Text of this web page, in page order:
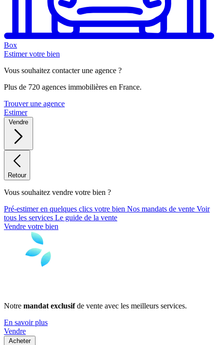
Box
Estimer votre bien
Vous souhaitez contacter une agence ?
Plus de 720 agences immobilières en France.
Trouver une agence
Estimer
Vendre
Retour
Vous souhaitez vendre votre bien ?
Pré-estimer en quelques clics votre bien Nos mandats de vente Voir
tous les services Le guide de la vente
Vendre votre bien
Notre mandat exclusifde vente avec les meilleurs services.
En savoir plus
Vendre
Acheter